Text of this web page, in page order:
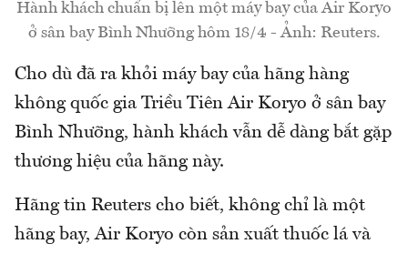
Hành khách chuẩn bị lên một máy bay của Air Koryo
ở sân bay Bình Nhưỡng hôm 18/4 - Ảnh: Reuters.
Cho dù đã ra khỏi máy bay của hãng hàng
không quốc gia Triều Tiên Air Koryo ở sân bay
Bình Nhưỡng, hành khách vẫn dễ dàng bắt gặp
thương hiệu của hãng này.
Hãng tin Reuters cho biết, không chỉ là một
hãng bay, Air Koryo còn sản xuất thuốc lá và